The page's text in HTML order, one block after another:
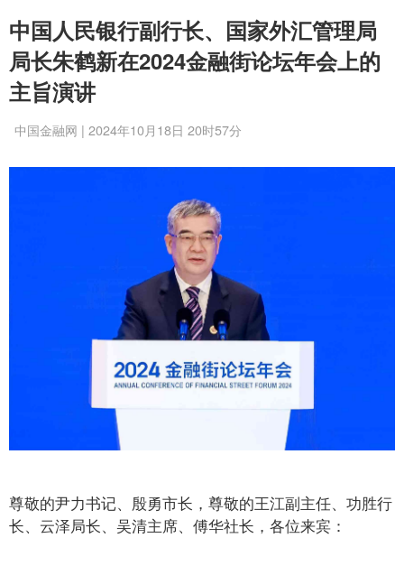
中国人民银行副行长、国家外汇管理局
局长朱鹤新在2024金融街论坛年会上的
主旨演讲
中国金融网 | 2024年10月18日 20时57分
尊敬的尹力书记、殷勇市长，尊敬的王江副主任、功胜行
长、云泽局长、吴清主席、傅华社长，各位来宾：